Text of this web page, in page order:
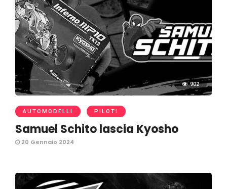
902
AUTOMODELLI PILOTI
Samuel Schito lascia Kyosho
20 Gennaio 2024